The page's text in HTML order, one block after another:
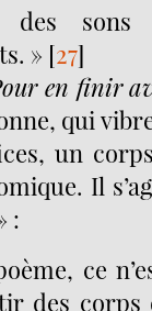
des
» [27]
en finir
qui
un
Il
:
ce
des corps